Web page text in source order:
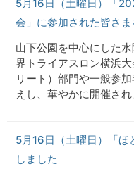
5月16日（土曜日）「
会」に参加された皆さ
山下公園を中心にした
界トライアスロン横浜
リート）部門や一般参
えし、華やかに開催され
5月16日（土曜日）「
しました